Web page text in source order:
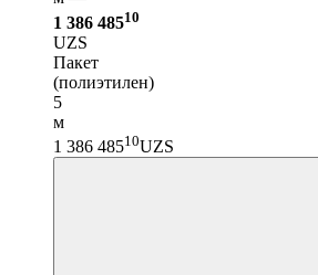
1 386 48510
UZS
Пакет
(полиэтилен)
5
м
1 386 48510UZS